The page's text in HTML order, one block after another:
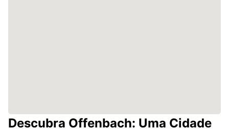
Descubra Offenbach: Uma Cidade